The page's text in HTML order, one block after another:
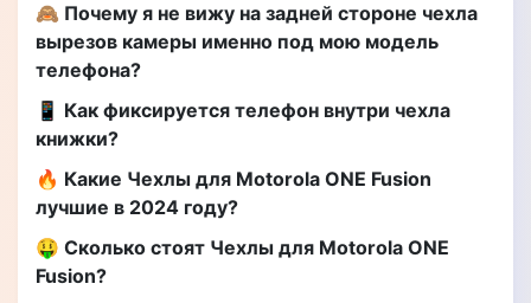
🙈 Почему я не вижу на задней стороне чехла
вырезов камеры именно под мою модель
телефона?
📱 Как фиксируется телефон внутри чехла
книжки?
🔥 Какие Чехлы для Motorola ONE Fusion
лучшие в 2024 году?
🤑 Сколько стоят Чехлы для Motorola ONE
Fusion?